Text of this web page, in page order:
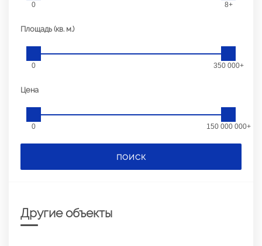
0 8+
Площадь (кв. м.)
0 350 000+
Цена
0 150 000 000+
ПОИСК
Другие объекты